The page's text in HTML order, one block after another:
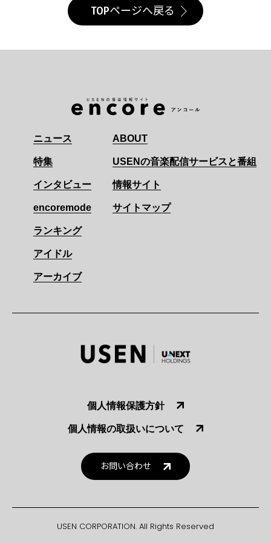
TOPページへ戻る
ニュース
特集
インタビュー
encoremode
ランキング
アイドル
アーカイブ
ABOUT
USENの音楽配信サービスと番組
情報サイト
サイトマップ
個人情報保護方針
個人情報の取扱いについて
お問い合わせ
USEN CORPORATION. All Rights Reserved